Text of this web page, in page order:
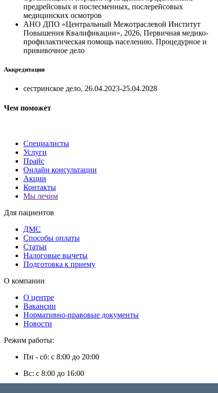
предрейсовых и послесменных, послерейсовых
медицинских осмотров
АНО ДПО «Центральный Межотраслевой Институт
Повышения Квалификации», 2026, Первичная медико-
профилактическая помощь населению. Процедурное и
прививочное дело
Аккредитация
сестринское дело, 26.04.2023-25.04.2028
Чем поможет
Специалисты
Услуги
Прайс
Онлайн консультации
Акции
Контакты
Мы лечим
Для пациентов
ДМС
Способы оплаты
Статьи
Налоговые вычеты
Подготовка к приему
О компании
О центре
Вакансии
Нормативно-правовые документы
Новости
Режим работы:
Пн - сб: с 8:00 до 20:00
Вс: с 8:00 до 16:00